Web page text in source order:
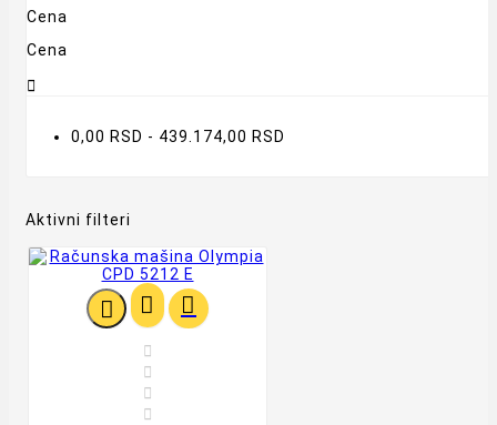
Cena
Cena

0,00 RSD - 439.174,00 RSD
Aktivni filteri
  



